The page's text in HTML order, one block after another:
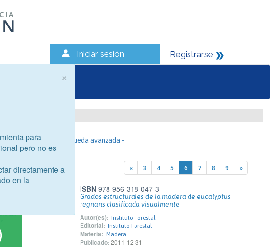
Iniciar sesión Registrarse
- Búsqueda avanzada -
« 3 4 5 6 7 8 9 »
ISBN 978-956-318-047-3
Grados estructurales de la madera de eucalyptus
regnans clasificada visualmente
Autor(es): Instituto Forestal
Editorial: Instituto Forestal
Materia: Madera
Publicado: 2011-12-31
×
para
pero no es
directamente a
en la